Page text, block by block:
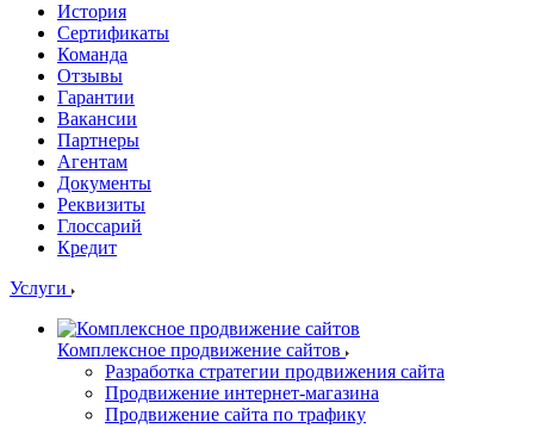
История
Сертификаты
Команда
Отзывы
Гарантии
Вакансии
Партнеры
Агентам
Документы
Реквизиты
Глоссарий
Кредит
Услуги
Комплексное продвижение сайтов
Разработка стратегии продвижения сайта
Продвижение интернет-магазина
Продвижение сайта по трафику